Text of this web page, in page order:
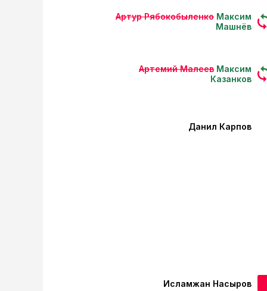
Артур Рябокобыленко Максим
Машнёв
Артемий Малеев Максим
Казанков
Данил Карпов
Исламжан Насыров